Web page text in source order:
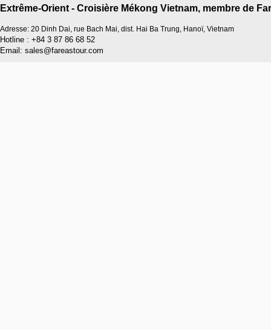
Extrême-Orient - Croisière Mékong Vietnam, membre de
Adresse: 20 Dinh Dai, rue Bach Mai, dist. Hai Ba Trung, Hanoï, Vietnam
Hotline : +84 3 87 86 68 52
Email: sales@fareastour.com